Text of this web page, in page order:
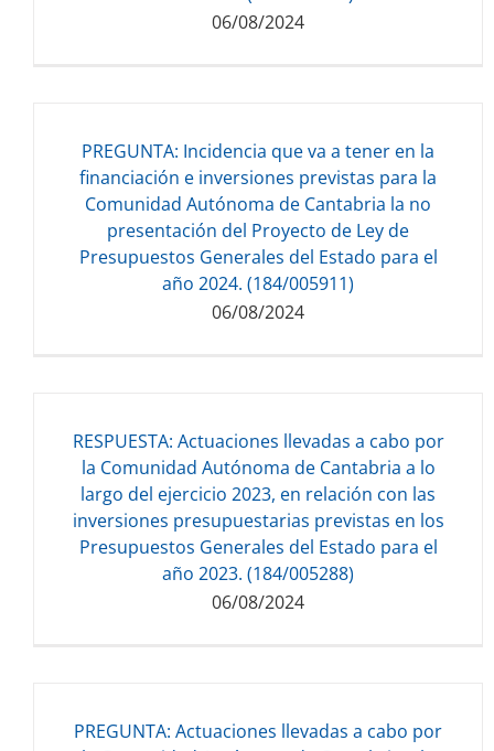
06/08/2024
Descarga del documento:
29.21 KB
PREGUNTA: Incidencia que va a tener en la
financiación e inversiones previstas para la
Comunidad Autónoma de Cantabria la no
presentación del Proyecto de Ley de
Presupuestos Generales del Estado para el
año 2024. (184/005911)
06/08/2024
Descarga del documento:
29.00 KB
RESPUESTA: Actuaciones llevadas a cabo por
la Comunidad Autónoma de Cantabria a lo
largo del ejercicio 2023, en relación con las
inversiones presupuestarias previstas en los
Presupuestos Generales del Estado para el
año 2023. (184/005288)
06/08/2024
PREGUNTA: Actuaciones llevadas a cabo por